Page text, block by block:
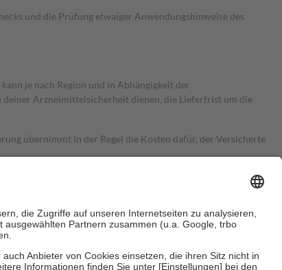
und die Prüfung etwaiger Anwendungshinweise des
je nach Region und in Abhängigkeit der
deiner Arzneimittelsicherheit dienen, die Lieferfrist um die
übernimmt in der Regel die Kosten dafür, der Versicherte
an bei: